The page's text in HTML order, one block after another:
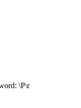
\P\r